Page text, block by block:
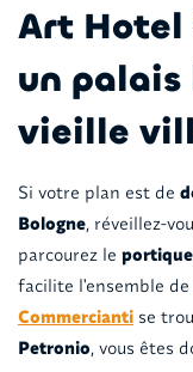
Art Hotel
un
vieille
Si votre plan est de
Bologne, réveillez-
parcourez le
facilite l'ensemble de
Commerciantise
Petronio, vous êtes